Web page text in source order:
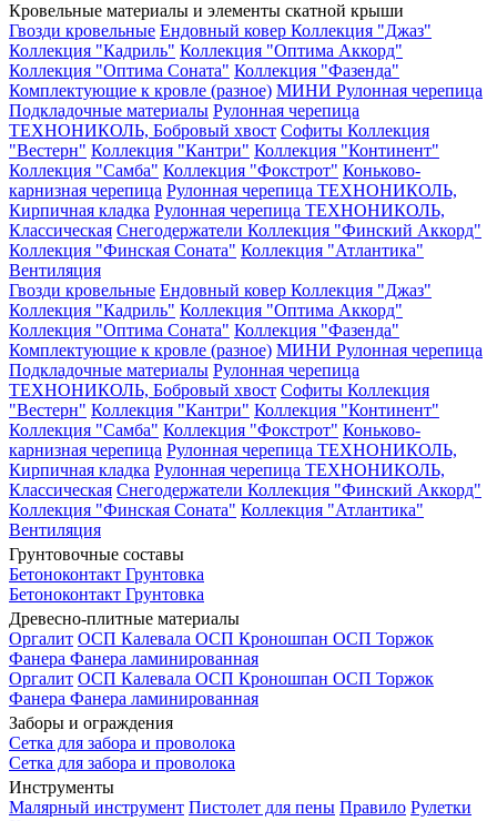
Кровельные материалы и элементы скатной крыши
Гвозди кровельные Ендовный ковер Коллекция "Джаз"
Коллекция "Кадриль" Коллекция "Оптима Аккорд"
Коллекция "Оптима Соната" Коллекция "Фазенда"
Комплектующие к кровле (разное) МИНИ Рулонная черепица
Подкладочные материалы Рулонная черепица
ТЕХНОНИКОЛЬ, Бобровый хвост Софиты Коллекция
"Вестерн" Коллекция "Кантри" Коллекция "Континент"
Коллекция "Самба" Коллекция "Фокстрот" Коньково-
карнизная черепица Рулонная черепица ТЕХНОНИКОЛЬ,
Кирпичная кладка Рулонная черепица ТЕХНОНИКОЛЬ,
Классическая Снегодержатели Коллекция "Финский Аккорд"
Коллекция "Финская Соната" Коллекция "Атлантика"
Вентиляция
Гвозди кровельные Ендовный ковер Коллекция "Джаз"
Коллекция "Кадриль" Коллекция "Оптима Аккорд"
Коллекция "Оптима Соната" Коллекция "Фазенда"
Комплектующие к кровле (разное) МИНИ Рулонная черепица
Подкладочные материалы Рулонная черепица
ТЕХНОНИКОЛЬ, Бобровый хвост Софиты Коллекция
"Вестерн" Коллекция "Кантри" Коллекция "Континент"
Коллекция "Самба" Коллекция "Фокстрот" Коньково-
карнизная черепица Рулонная черепица ТЕХНОНИКОЛЬ,
Кирпичная кладка Рулонная черепица ТЕХНОНИКОЛЬ,
Классическая Снегодержатели Коллекция "Финский Аккорд"
Коллекция "Финская Соната" Коллекция "Атлантика"
Вентиляция
Грунтовочные составы
Бетоноконтакт Грунтовка
Бетоноконтакт Грунтовка
Древесно-плитные материалы
Оргалит ОСП Калевала ОСП Кроношпан ОСП Торжок
Фанера Фанера ламинированная
Оргалит ОСП Калевала ОСП Кроношпан ОСП Торжок
Фанера Фанера ламинированная
Заборы и ограждения
Сетка для забора и проволока
Сетка для забора и проволока
Инструменты
Малярный инструмент Пистолет для пены Правило Рулетки